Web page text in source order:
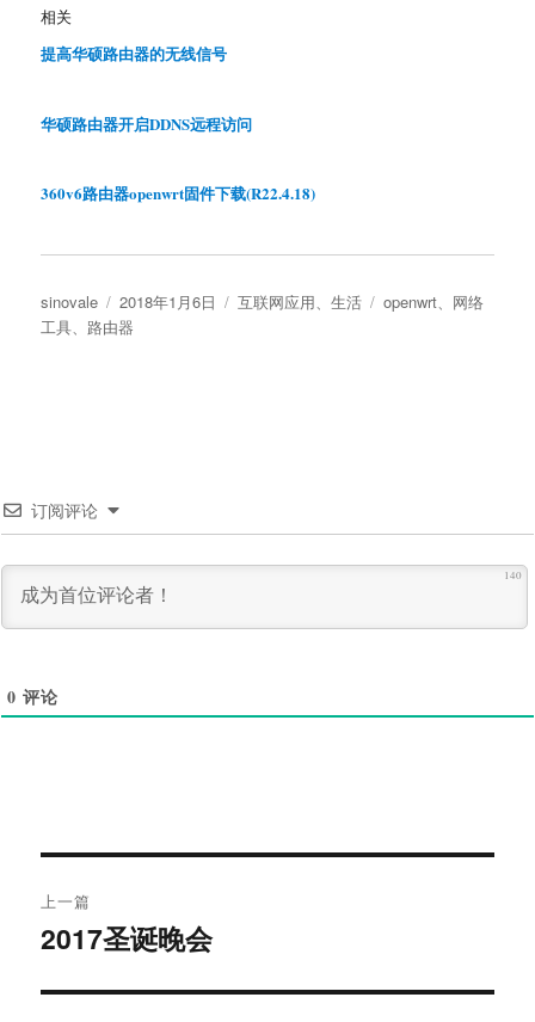
相关
提高华硕路由器的无线信号
华硕路由器开启DDNS远程访问
360v6路由器openwrt固件下载(R22.4.18)
作
者
sinovale
发
布
2018年1月6日
分
互联网应用 、生活
标
openwrt
网络
工具
路由器
订阅评论
140
0 评论
章
上一篇
上
文
2017圣诞晚会